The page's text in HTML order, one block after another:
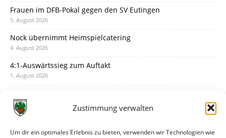
Zustimmung verwalten
Um dir ein optimales Erlebnis zu bieten, verwenden wir Technologien wie
Frauen im DFB-Pokal gegen den SV Eutingen
5. August 2026
Nock übernimmt Heimspielcatering
4. August 2026
4:1-Auswärtssieg zum Auftakt
1. August 2026
31. Juli 2026
30. Juli 2026